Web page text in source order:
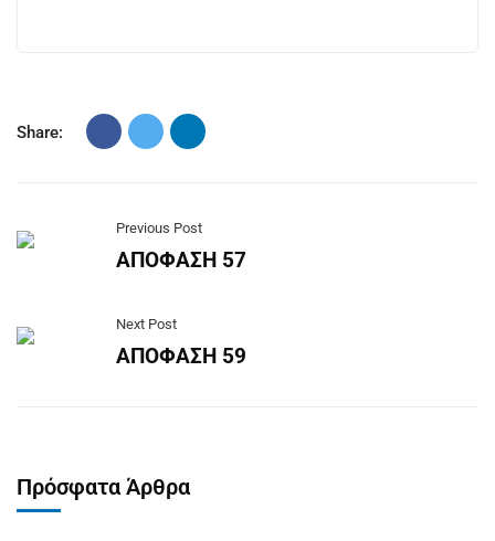
Share:
Previous Post
ΑΠΟΦΑΣΗ 57
Next Post
ΑΠΟΦΑΣΗ 59
Πρόσφατα Άρθρα